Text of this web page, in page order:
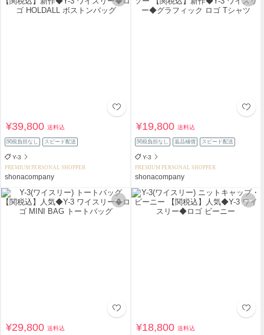
¥39,800送料込
関税負担なし スピード配送
Y-3
PREMIUM PERSONAL SHOPPER
shonacompany
¥19,800送料込
関税負担なし 返品補償 スピード配送
Y-3
PREMIUM PERSONAL SHOPPER
shonacompany
¥29,800送料込 ¥18,800送料込